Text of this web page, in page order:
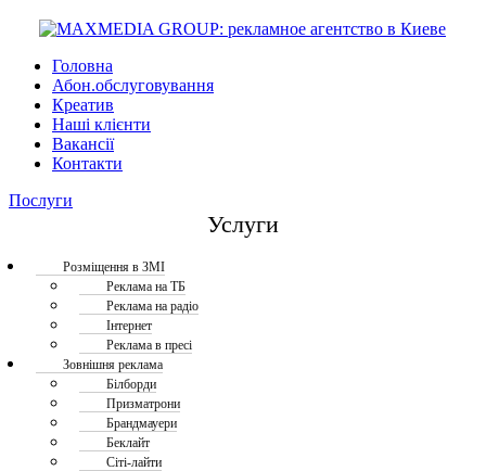
Головна
Абон.обслуговування
Креатив
Наші клієнти
Вакансії
Контакти
Послуги
Услуги
Розміщення в ЗМІ
Реклама на ТБ
Реклама на радіо
Інтернет
Реклама в пресі
Зовнішня реклама
Білборди
Призматрони
Брандмауери
Беклайт
Сіті-лайти